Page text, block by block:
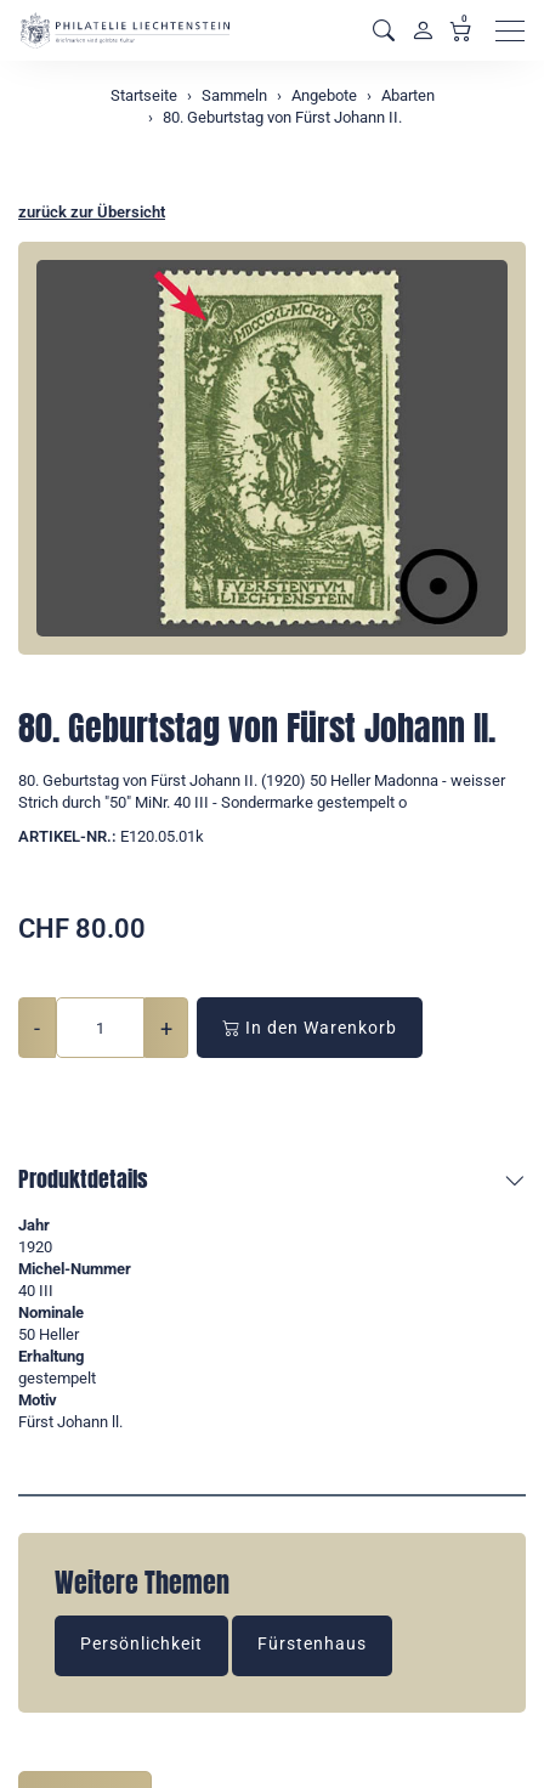
0
Startseite Sammeln Angebote
Abarten
80. Geburtstag von Fürst Johann II.
zurück zur Übersicht
80. Geburtstag von Fürst Johann II.
80. Geburtstag von Fürst Johann II. (1920) 50 Heller Madonna - weisser
Strich durch "50" MiNr. 40 III - Sondermarke gestempelt o
ARTIKEL-NR.: E120.05.01k
CHF 80.00
- + In den Warenkorb
Produktdetails
Jahr
1920
Michel-Nummer
40 III
Nominale
50 Heller
Erhaltung
gestempelt
Motiv
Fürst Johann ll.
Weitere Themen
Persönlichkeit Fürstenhaus